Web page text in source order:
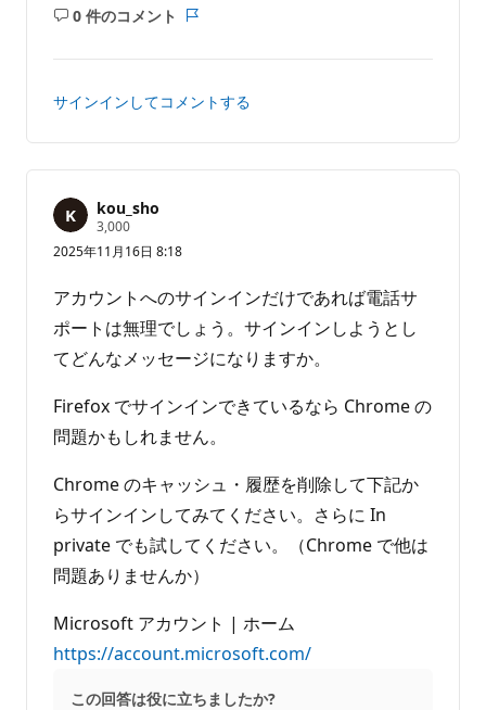
0 件のコメント
コ
ト
あ
せ
ん
ト
サインインしてコメントする
kou_sho
3,000評
の
イ
ン
ト
2025年11月16日 8:18
アカウントへのサインインだけであれば電話サ
ポートは無理でしょう。サインインしようとし
てどんなメッセージになりますか。
Firefox でサインインできているなら Chrome の
問題かもしれません。
Chrome のキャッシュ・履歴を削除して下記か
らサインインしてみてください。さらに In
private でも試してください。（Chrome で他は
問題ありませんか）
Microsoft アカウント | ホーム
https://account.microsoft.com/
この回答は役に立ちましたか?